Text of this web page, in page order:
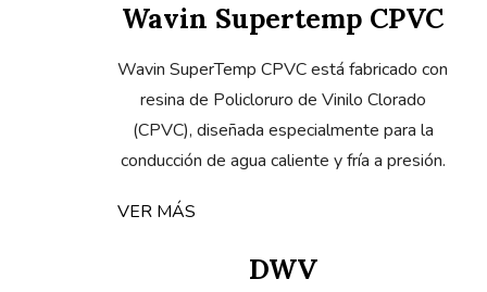
Wavin Supertemp CPVC
Wavin SuperTemp CPVC está fabricado con
resina de Policloruro de Vinilo Clorado
(CPVC), diseñada especialmente para la
conducción de agua caliente y fría a presión.
VER MÁS
DWV